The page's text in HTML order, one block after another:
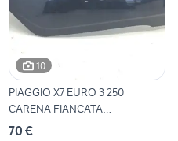
10
PIAGGIO X7 EURO 3 250
CARENA FIANCATA
POSTERIORE S
70 €